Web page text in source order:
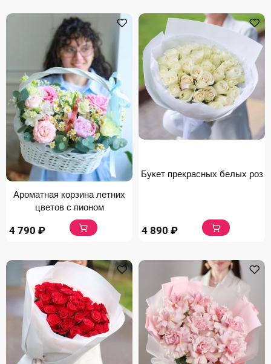
Ароматная корзина летних
цветов с пионом
4 790 ₽
Букет прекрасных белых роз
4 890 ₽